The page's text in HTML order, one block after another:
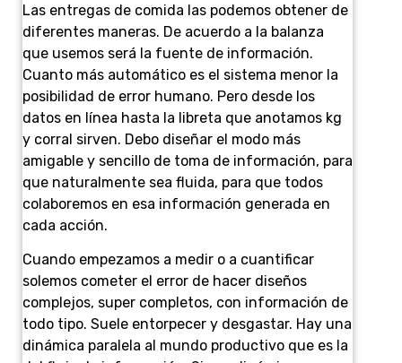
Las entregas de comida las podemos obtener de
diferentes maneras. De acuerdo a la balanza
que usemos será la fuente de información.
Cuanto más automático es el sistema menor la
posibilidad de error humano. Pero desde los
datos en línea hasta la libreta que anotamos kg
y corral sirven. Debo diseñar el modo más
amigable y sencillo de toma de información, para
que naturalmente sea fluida, para que todos
colaboremos en esa información generada en
cada acción.
Cuando empezamos a medir o a cuantificar
solemos cometer el error de hacer diseños
complejos, super completos, con información de
todo tipo. Suele entorpecer y desgastar. Hay una
dinámica paralela al mundo productivo que es la